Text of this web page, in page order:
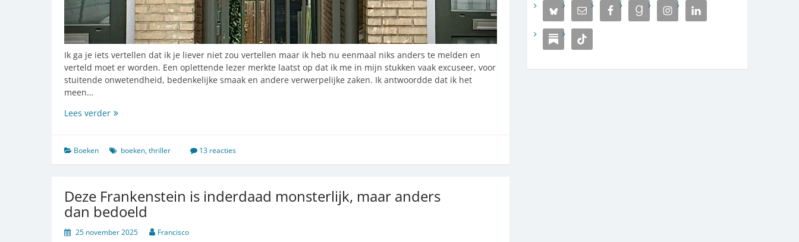
Ik ga je iets vertellen dat ik je liever niet zou vertellen maar ik heb nu eenmaal niks anders te melden en
verteld moet er worden. Een oplettende lezer merkte laatst op dat ik me in mijn stukken vaak excuseer, voor
stuitende onwetendheid, bedenkelijke smaak en andere verwerpelijke zaken. Ik antwoordde dat ik het
meen…
Lees verderHoe
me
tot
Boeken boeken,thriller 13 reacties
Deze Frankenstein is inderdaad monsterlijk, maar anders
dan bedoeld
25 november 2025 Francisco